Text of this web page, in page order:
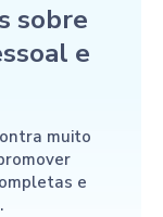
sobre
e
muito
e